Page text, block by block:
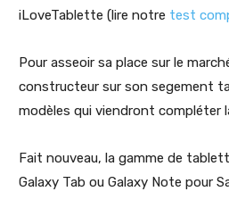
iLoveTablette (lire notre test
Pour asseoir sa place sur le
constructeur sur son segement
modèles qui viendront compléter
Fait nouveau, la gamme de
Galaxy Tab ou Galaxy Note pour